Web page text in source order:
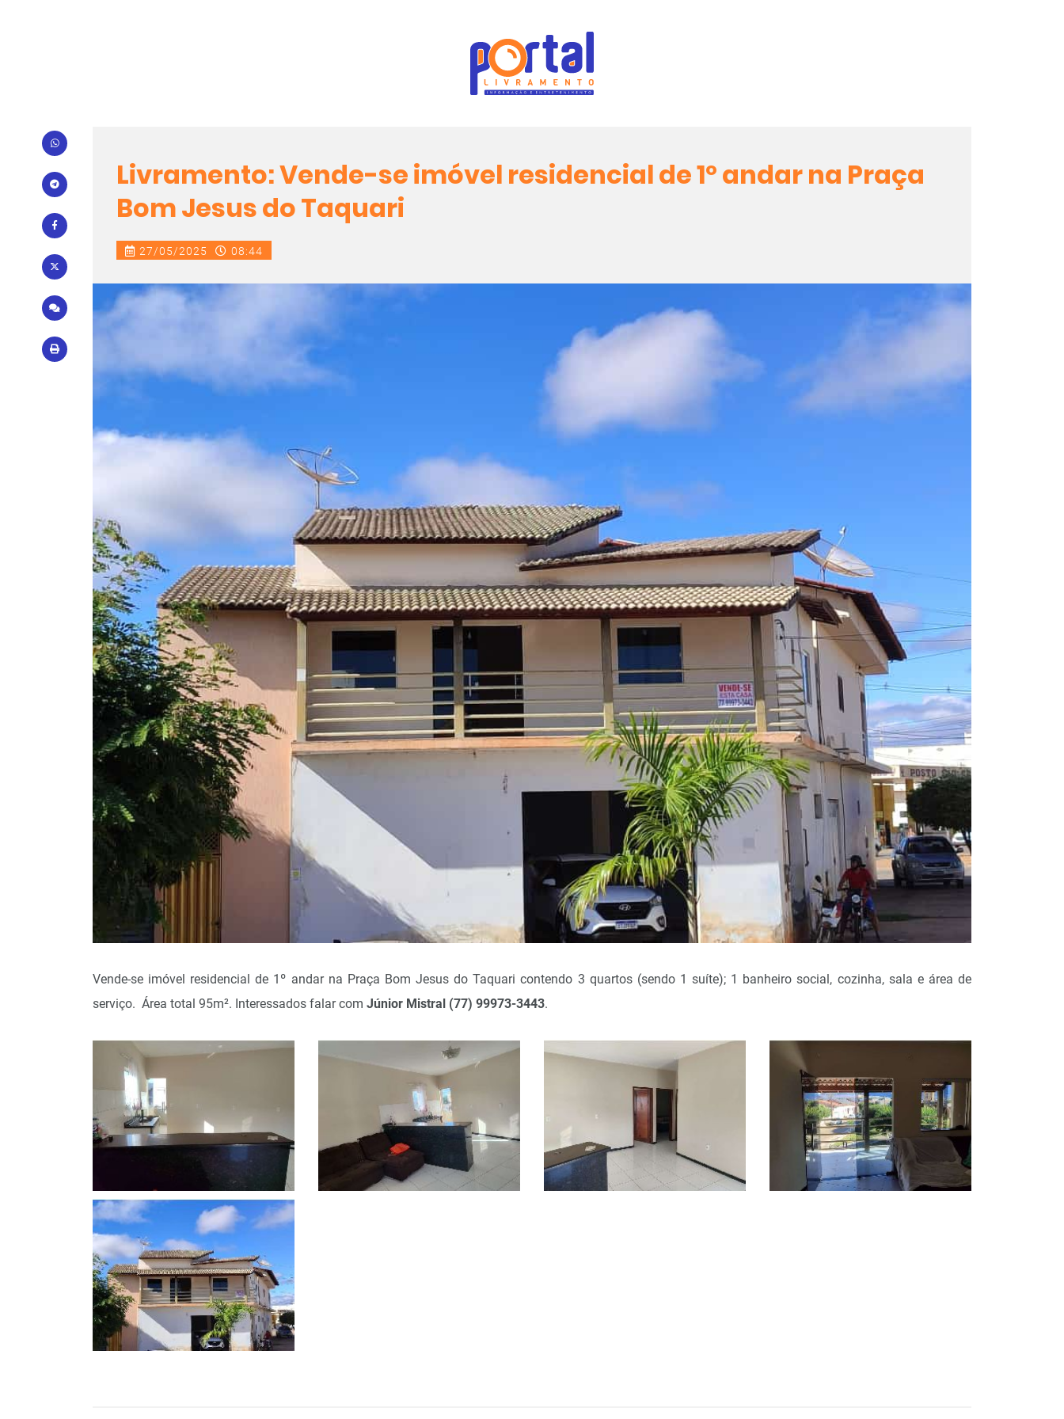
Livramento: Vende-se imóvel residencial de 1º andar na Praça
Bom Jesus do Taquari
27/05/2025 08:44
Vende-se imóvel residencial de 1º andar na Praça Bom Jesus do Taquari contendo 3 quartos (sendo 1 suíte); 1 banheiro social, cozinha, sala e área de
serviço. Área total 95m². Interessados falar com Júnior Mistral (77) 99973-3443.